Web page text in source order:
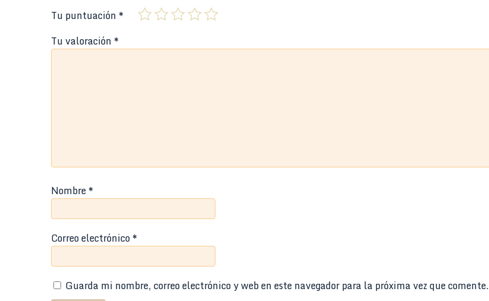
Tu puntuación *
Tu valoración *
Nombre*
Correo electrónico*
Guarda mi nombre, correo electrónico y web en este navegador para la próxima vez que comente.